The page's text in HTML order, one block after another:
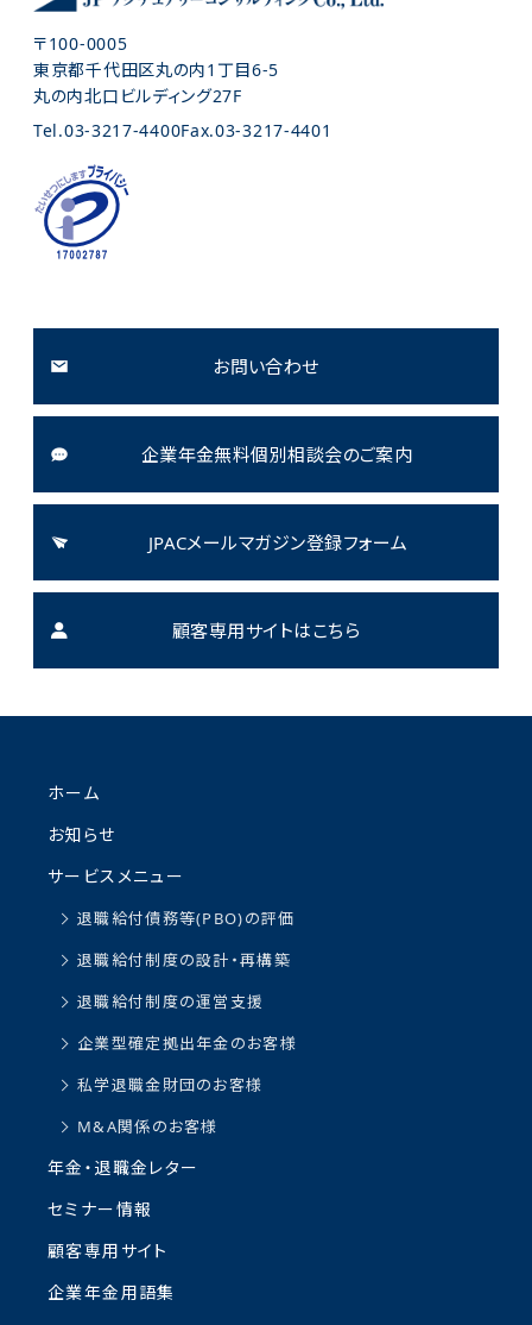
〒100-0005
東京都千代田区丸の内1丁目6-5
丸の内北口ビルディング27F
Tel.03-3217-4400Fax.03-3217-4401
お問い合わせ
企業年金無料個別相談会のご案内
JPACメールマガジン登録フォーム
顧客専用サイトはこちら
ホーム
お知らせ
サービスメニュー
退職給付債務等(PBO)の評価
退職給付制度の設計・再構築
退職給付制度の運営支援
企業型確定拠出年金のお客様
私学退職金財団のお客様
M&A関係のお客様
年金・退職金レター
セミナー情報
顧客専用サイト
企業年金用語集